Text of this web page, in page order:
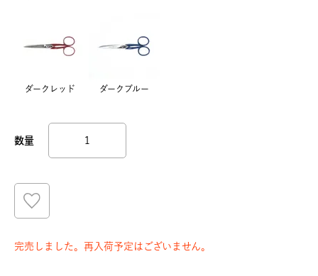
ダークレッド ダークブルー
完売しました。再入荷予定はございません。